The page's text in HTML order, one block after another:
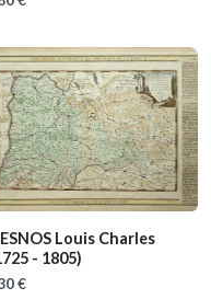
Louis Charles
- 1805)
€